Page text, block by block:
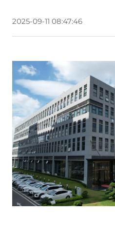
2025-09-11 08:47:46